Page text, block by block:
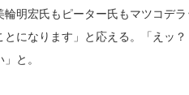
明宏氏もピーター氏もマツコデ
になります」と応える。「えッ
と。